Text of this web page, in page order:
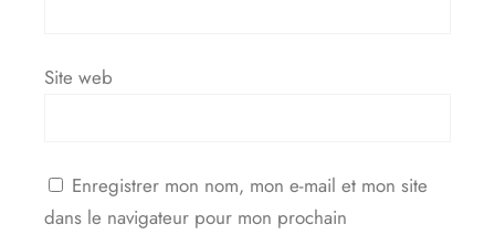
Site web
Enregistrer mon nom, mon e-mail et mon site
dans le navigateur pour mon prochain